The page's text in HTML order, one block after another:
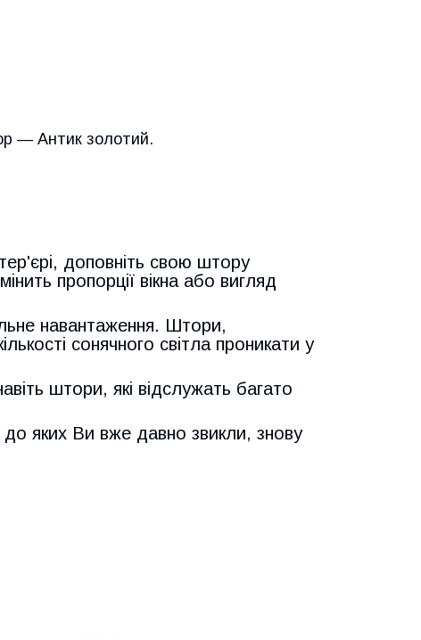
— Антик золотий.
доповніть свою штору
пропорції вікна або вигляд
навантаження. Штори,
сонячного світла проникати у
штори, які відслужать багато
яких Ви вже давно звикли, знову